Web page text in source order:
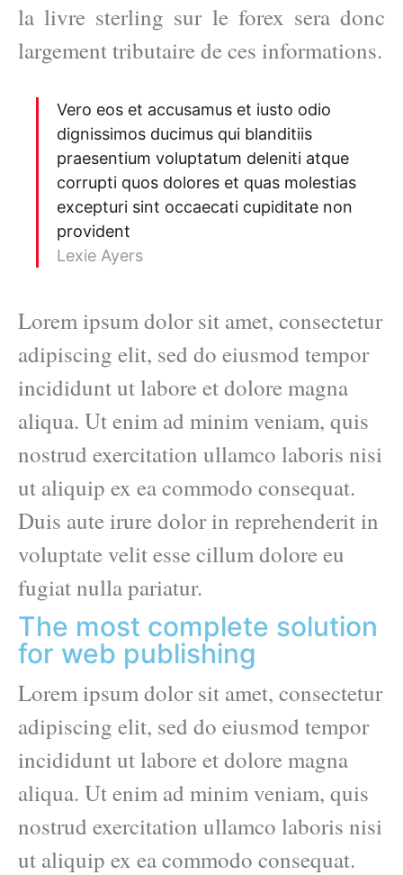
la livre sterling sur le forex sera donc
largement tributaire de ces informations.
Vero eos et accusamus et iusto odio
dignissimos ducimus qui blanditiis
praesentium voluptatum deleniti atque
corrupti quos dolores et quas molestias
excepturi sint occaecati cupiditate non
provident
Lexie Ayers
Lorem ipsum dolor sit amet, consectetur
adipiscing elit, sed do eiusmod tempor
incididunt ut labore et dolore magna
aliqua. Ut enim ad minim veniam, quis
nostrud exercitation ullamco laboris nisi
ut aliquip ex ea commodo consequat.
Duis aute irure dolor in reprehenderit in
voluptate velit esse cillum dolore eu
fugiat nulla pariatur.
The most complete solution
for web publishing
Lorem ipsum dolor sit amet, consectetur
adipiscing elit, sed do eiusmod tempor
incididunt ut labore et dolore magna
aliqua. Ut enim ad minim veniam, quis
nostrud exercitation ullamco laboris nisi
ut aliquip ex ea commodo consequat.